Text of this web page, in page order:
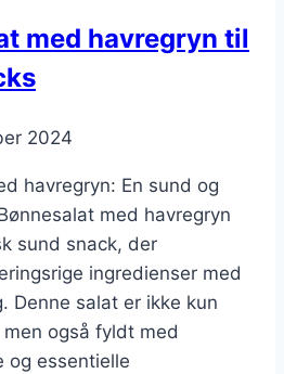
med havregryn til
2024
havregryn: En sund og
med havregryn
sund snack, der
ingredienser med
Denne salat er ikke kun
også fyldt med
og essentielle